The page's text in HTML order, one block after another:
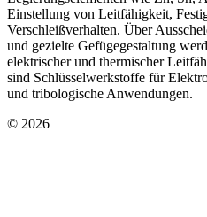
Einstellung von Leitfähigkeit,
Verschleißverhalten. Über
und gezielte Gefügegestaltung
elektrischer und thermischer
sind Schlüsselwerkstoffe für
und tribologische Anwendungen.
© 2026